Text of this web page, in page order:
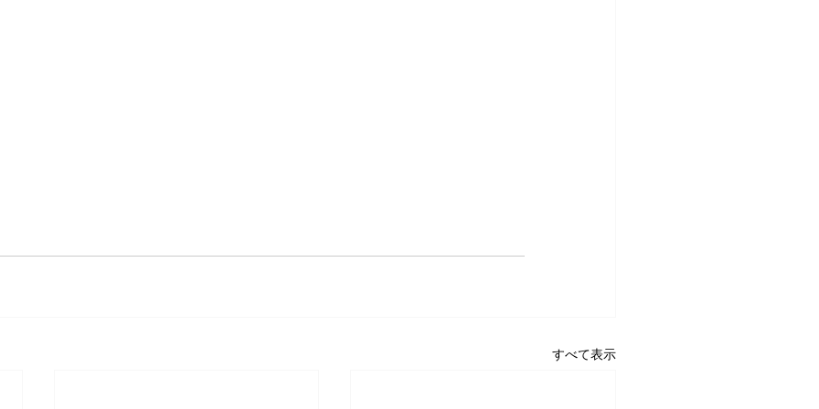
すべて表示